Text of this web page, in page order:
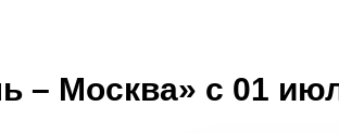
– Москва» с 01